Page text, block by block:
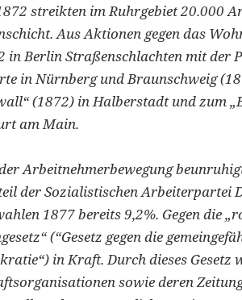
streikten im Ruhrgebiet 20.000
Aus Aktionen gegen das
in Berlin Straßenschlachten mit der
in Nürnberg und Braunschweig
(1872) in Halberstadt und zum
am Main.
Arbeitnehmerbewegung
der Sozialistischen Arbeiterpartei
1877 bereits 9,2%. Gegen die
(“Gesetz gegen die
in Kraft. Durch dieses Gesetz
sowie deren